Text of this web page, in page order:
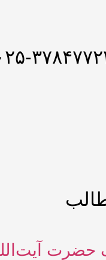
حضرت